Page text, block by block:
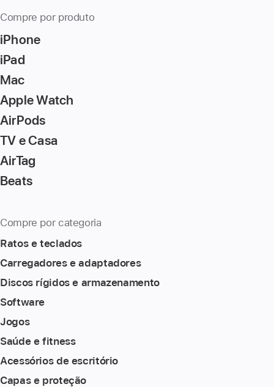
Compre por produto
iPhone
iPad
Mac
Apple Watch
AirPods
TV e Casa
AirTag
Beats
Compre por categoria
Ratos e teclados
Carregadores e adaptadores
Discos rígidos e armazenamento
Software
Jogos
Saúde e fitness
Acessórios de escritório
Capas e proteção